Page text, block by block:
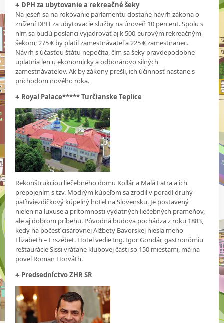
♣ DPH za ubytovanie a rekreačné šeky
Na jeseň sa na rokovanie parlamentu dostane návrh zákona o
znížení DPH za ubytovacie služby na úroveň 10 percent. Spolu s
ním sa budú poslanci vyjadrovať aj k 500-eurovým rekreačným
šekom; 275 € by platil zamestnávateľ a 225 € zamestnanec.
Návrh s účasťou štátu nepočíta, čím sa šeky pravdepodobne
uplatnia len u ekonomicky a odborárovo silných
zamestnávateľov. Ak by zákony prešli, ich účinnosť nastane s
príchodom nového roka.
♣ Royal Palace***** Turčianske Teplice
Rekonštrukciou liečebného domu Kollár a Malá Fatra a ich
prepojením s tzv. Modrým kúpeľom sa zrodil v poradí druhý
päťhviezdičkový kúpeľný hotel na Slovensku. Je postavený
nielen na luxuse a prítomnosti výdatných liečebných prameňov,
ale aj dobrom príbehu. Pôvodná budova pochádza z roku 1883,
kedy na počesť cisárovnej Alžbety Bavorskej niesla meno
Elizabeth – Erszébet. Hotel vedie Ing. Igor Gondár, gastronómiu
reštaurácie Sissi vrátane klubovej časti so 150 miestami, má na
povel Roman Horváth.
♣ Predsedníctvo ZHR SR